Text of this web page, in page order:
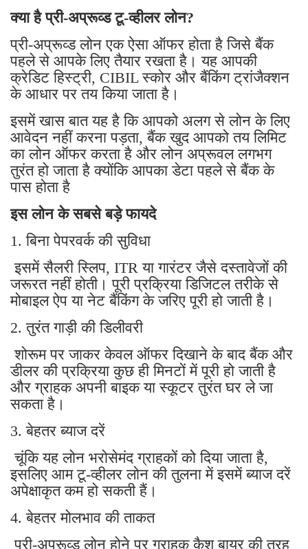
क्या है प्री-अप्रूव्ड टू-व्हीलर लोन?
प्री-अप्रूव्ड लोन एक ऐसा ऑफर होता है जिसे बैंक
पहले से आपके लिए तैयार रखता है। यह आपकी
क्रेडिट हिस्ट्री, CIBIL स्कोर और बैंकिंग ट्रांजैक्शन
के आधार पर तय किया जाता है।
इसमें खास बात यह है कि आपको अलग से लोन के लिए
आवेदन नहीं करना पड़ता, बैंक खुद आपको तय लिमिट
का लोन ऑफर करता है और लोन अप्रूवल लगभग
तुरंत हो जाता है क्योंकि आपका डेटा पहले से बैंक के
पास होता है
इस लोन के सबसे बड़े फायदे
1. बिना पेपरवर्क की सुविधा
इसमें सैलरी स्लिप, ITR या गारंटर जैसे दस्तावेजों की
जरूरत नहीं होती। पूरी प्रक्रिया डिजिटल तरीके से
मोबाइल ऐप या नेट बैंकिंग के जरिए पूरी हो जाती है।
2. तुरंत गाड़ी की डिलीवरी
शोरूम पर जाकर केवल ऑफर दिखाने के बाद बैंक और
डीलर की प्रक्रिया कुछ ही मिनटों में पूरी हो जाती है
और ग्राहक अपनी बाइक या स्कूटर तुरंत घर ले जा
सकता है।
3. बेहतर ब्याज दरें
चूंकि यह लोन भरोसेमंद ग्राहकों को दिया जाता है,
इसलिए आम टू-व्हीलर लोन की तुलना में इसमें ब्याज दरें
अपेक्षाकृत कम हो सकती हैं।
4. बेहतर मोलभाव की ताकत
प्री-अप्रूव्ड लोन होने पर ग्राहक कैश बायर की तरह